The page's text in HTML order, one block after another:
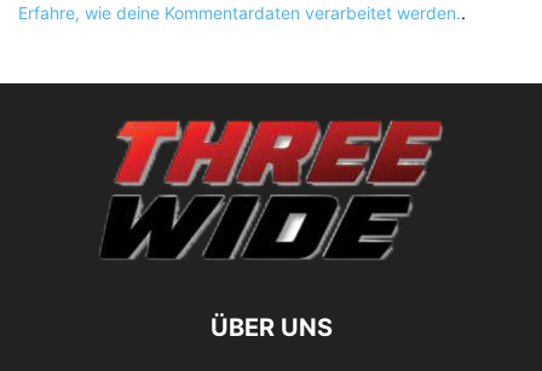
Erfahre, wie deine Kommentardaten verarbeitet werden..
ÜBER UNS